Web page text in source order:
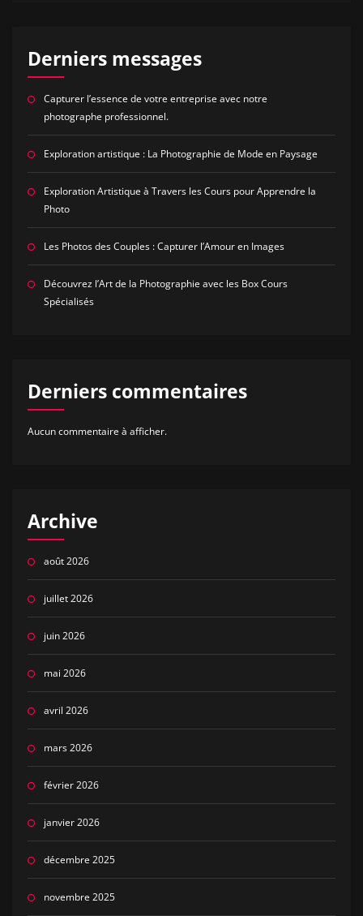
Derniers messages
Capturer l’essence de votre entreprise avec notre
photographe professionnel.
Exploration artistique : La Photographie de Mode en Paysage
Exploration Artistique à Travers les Cours pour Apprendre la
Photo
Les Photos des Couples : Capturer l’Amour en Images
Découvrez l’Art de la Photographie avec les Box Cours
Spécialisés
Derniers commentaires
Aucun commentaire à afficher.
Archive
août 2026
juillet 2026
juin 2026
mai 2026
avril 2026
mars 2026
février 2026
janvier 2026
décembre 2025
novembre 2025